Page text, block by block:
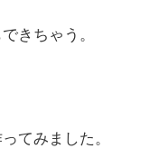
きちゃう。
てみました。